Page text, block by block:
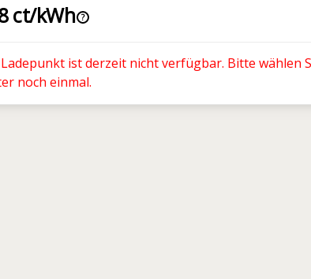
ct/kWh ?
ist derzeit nicht verfügbar. Bitte wählen
noch einmal.